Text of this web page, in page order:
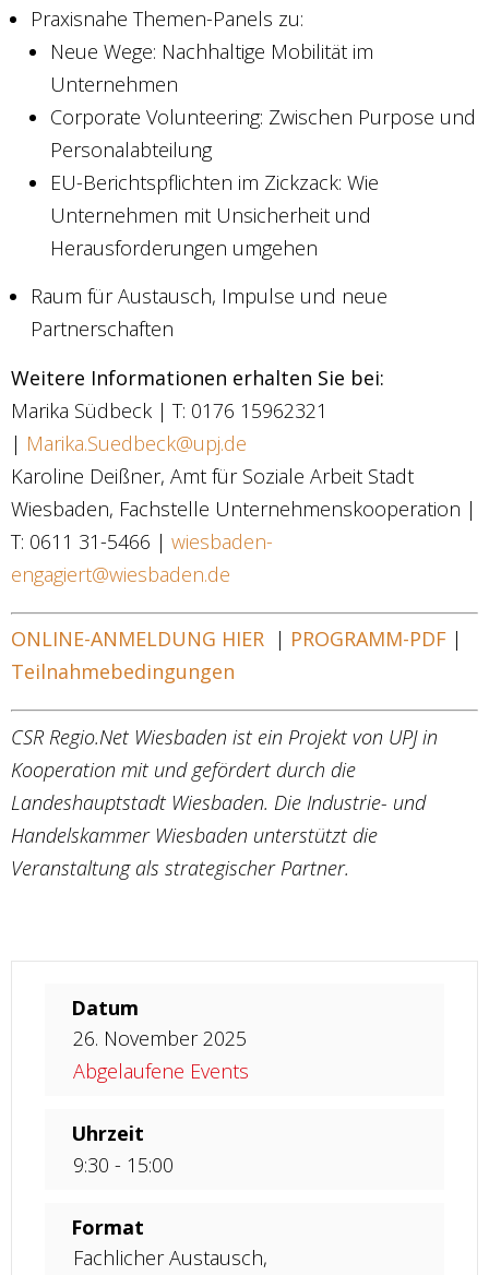
Praxisnahe Themen-Panels zu:
Neue Wege: Nachhaltige Mobilität im
Unternehmen
Corporate Volunteering: Zwischen Purpose und
Personalabteilung
EU-Berichtspflichten im Zickzack: Wie
Unternehmen mit Unsicherheit und
Herausforderungen umgehen
Raum für Austausch, Impulse und neue
Partnerschaften
Weitere Informationen erhalten Sie bei:
Marika Südbeck | T: 0176 15962321
| Marika.Suedbeck@upj.de
Karoline Deißner, Amt für Soziale Arbeit Stadt
Wiesbaden, Fachstelle Unternehmenskooperation |
T: 0611 31-5466 | wiesbaden-
engagiert@wiesbaden.de
ONLINE-ANMELDUNG HIER | PROGRAMM-PDF |
Teilnahmebedingungen
CSR Regio.Net Wiesbaden ist ein Projekt von UPJ in
Kooperation mit und gefördert durch die
Landeshauptstadt Wiesbaden. Die Industrie- und
Handelskammer Wiesbaden unterstützt die
Veranstaltung als strategischer Partner.
Datum
26. November 2025
Abgelaufene Events
Uhrzeit
9:30 - 15:00
Format
Fachlicher Austausch,